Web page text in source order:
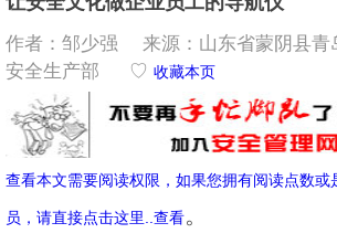
作者：邹少强 来源：山东省蒙阴县青
安全生产部
♡ 收藏本页
查看本文需要阅读权限，如果您拥有阅读点数或
员，请直接点击这里..查看。